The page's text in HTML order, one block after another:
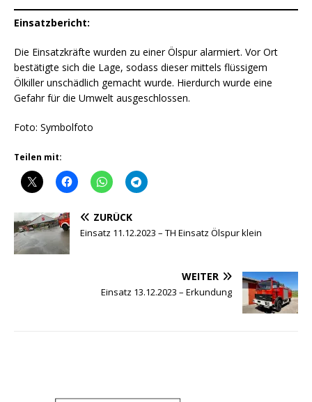
Einsatzbericht:
Die Einsatzkräfte wurden zu einer Ölspur alarmiert. Vor Ort
bestätigte sich die Lage, sodass dieser mittels flüssigem
Ölkiller unschädlich gemacht wurde. Hierdurch wurde eine
Gefahr für die Umwelt ausgeschlossen.
Foto: Symbolfoto
Teilen mit:
ZURÜCK
Einsatz 11.12.2023 – TH Einsatz Ölspur klein
WEITER
Einsatz 13.12.2023 – Erkundung